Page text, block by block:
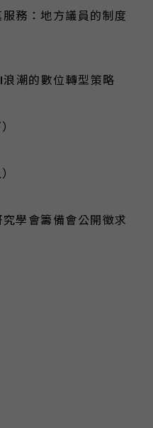
務：地方議員的制度
潮的數位轉型策略
學會籌備會公開徵求